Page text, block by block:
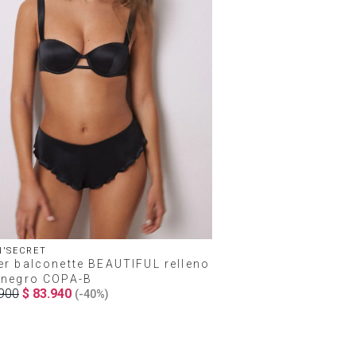
balconette BEAUTIFUL relleno
COPA-B
$ 83.940 (-40%)